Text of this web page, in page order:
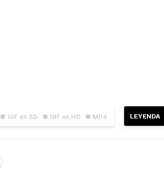
● GIF en SD ● GIF en HD ● MP4 LEYENDA